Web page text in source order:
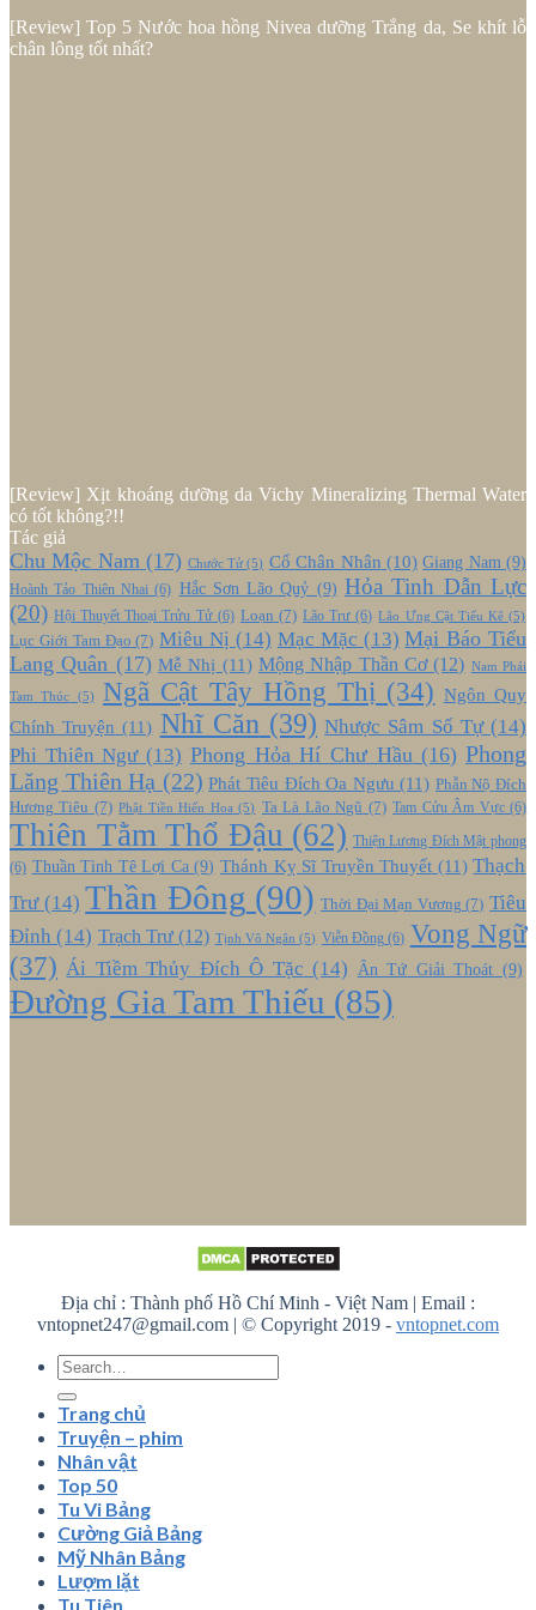
[Review] Top 5 Nước hoa hồng Nivea dưỡng Trắng da, Se khít lỗ
chân lông tốt nhất?
[Review] Xịt khoáng dưỡng da Vichy Mineralizing Thermal Water
có tốt không?!!
Tác giả
Chu Mộc Nam(17) Chước Tử(5) Cổ Chân Nhân (10) Giang Nam (9)
Hoành Tảo Thiên Nhai(6) Hắc Sơn Lão Quỷ (9) Hỏa Tinh Dẫn Lực
(20) Hội Thuyết Thoại Trửu Tử(6) Loạn (7) Lão Trư (6) Lão Ưng Cật Tiểu Kê(5)
Lục Giới Tam Đạo (7) Miêu Nị (14) Mạc Mặc (13) Mại Báo Tiểu
Lang Quân (17) Mễ Nhị (11) Mộng Nhập Thần Cơ(12) Nam Phái
Tam Thúc (5) Ngã Cật Tây Hồng Thị (34) Ngôn Quy
Chính Truyện (11) Nhĩ Căn (39) Nhược Sâm Số Tự(14)
Phi Thiên Ngư(13) Phong Hỏa Hí Chư Hầu(16) Phong
Lăng Thiên Hạ (22) Phát Tiêu Đích Oa Ngưu (11) Phẫn Nộ Đích
Hương Tiêu (7) Phật Tiền Hiến Hoa (5) Ta Là Lão Ngũ (7) Tam Cửu Âm Vực(6)
Thiên Tằm Thổ Đậu (62) Thiện Lương Đích Mật phong
(6) Thuần Tình Tê Lợi Ca(9) Thánh Kỵ Sĩ Truyền Thuyết (11) Thạch
Trư(14) Thần Đông (90) Thời Đại Mạn Vương (7) Tiêu
Đỉnh (14) Trạch Trư(12) Tịnh Vô Ngân (5) Viễn Đồng (6) Vong Ngữ
(37) Ái Tiềm Thủy Đích Ô Tặc (14) Ân Tứ Giải Thoát (9)
Đường Gia Tam Thiếu (85)
Địa chỉ : Thành phố Hồ Chí Minh - Việt Nam | Email :
vntopnet247@gmail.com | © Copyright 2019 - vntopnet.com
Trang chủ
Truyện – phim
Nhân vật
Top 50
Tu Vi Bảng
Cường Giả Bảng
Mỹ Nhân Bảng
Lượm lặt
Tu Tiên